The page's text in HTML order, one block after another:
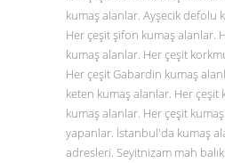
kumaş alanlar. Ayşecik defolu
Her çeşit şifon kumaş alanlar.
kumaş alanlar. Her çeşit
Her çeşit Gabardin kumaş
keten kumaş alanlar. Her çeşit
kumaş alanlar. Her çeşit kumaş
yapanlar. İstanbul'da kumaş
adresleri. Seyitnizam mah